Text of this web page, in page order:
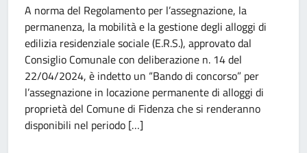
A norma del Regolamento per l’assegnazione, la
permanenza, la mobilità e la gestione degli alloggi di
edilizia residenziale sociale (E.R.S.), approvato dal
Consiglio Comunale con deliberazione n. 14 del
22/04/2024, è indetto un “Bando di concorso” per
l’assegnazione in locazione permanente di alloggi di
proprietà del Comune di Fidenza che si renderanno
disponibili nel periodo […]